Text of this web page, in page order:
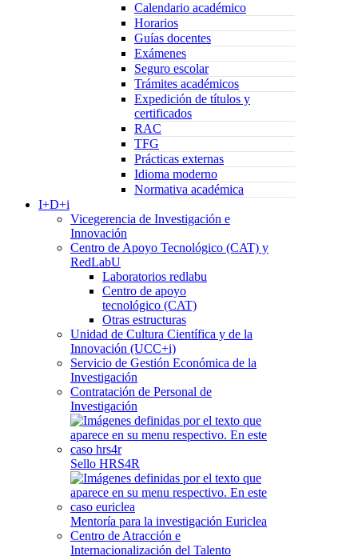
Calendario académico
Horarios
Guías docentes
Exámenes
Seguro escolar
Trámites académicos
Expedición de títulos y
certificados
RAC
TFG
Prácticas externas
Idioma moderno
Normativa académica
I+D+i
Vicegerencia de Investigación e
Innovación
Centro de Apoyo Tecnológico (CAT) y
RedLabU
Laboratorios redlabu
Centro de apoyo
tecnológico (CAT)
Otras estructuras
Unidad de Cultura Científica y de la
Innovación (UCC+i)
Servicio de Gestión Económica de la
Investigación
Contratación de Personal de
Investigación
Sello HRS4R
Mentoría para la investigación Euriclea
Centro de Atracción e
Internacionalización del Talento